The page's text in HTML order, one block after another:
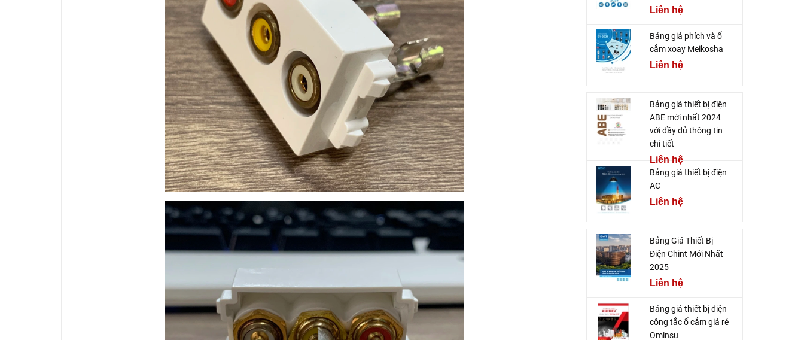
Liên hệ
Bảng giá phích và ổ
cắm xoay Meikosha
Liên hệ
Bảng giá thiết bị điện
ABE mới nhất 2024
với đầy đủ thông tin
chi tiết
Liên hệ
Bảng giá thiết bị điện
AC
Liên hệ
Bảng Giá Thiết Bị
Điện Chint Mới Nhất
2025
Liên hệ
Bảng giá thiết bị điện
công tắc ổ cắm giá rẻ
Ominsu